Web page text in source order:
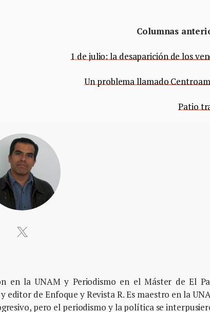
Columnas
1 de julio: la desaparición de los
Un problema llamado
Patio
en la UNAM y Periodismo en el Máster de El
de Enfoque y Revista R. Es maestro en la
pero el periodismo y la política se